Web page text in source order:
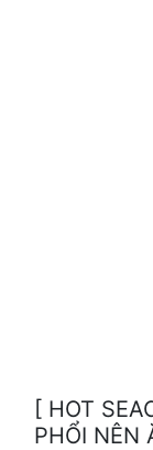
[ HOT
PHỔI NÊN